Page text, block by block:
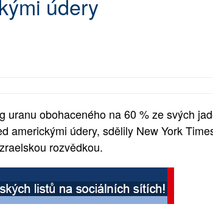
údery
uranu obohaceného na 60 % ze svých
americkými údery, sdělily New York
rozvědkou.